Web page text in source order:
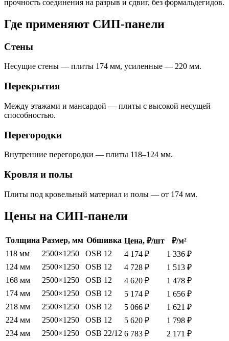
прочность соединения на разрыв и сдвиг, без формальдегидов.
Где применяют СИП-панели
Стены
Несущие стены — плиты 174 мм, усиленные — 220 мм.
Перекрытия
Между этажами и мансардой — плиты с высокой несущей
способностью.
Перегородки
Внутренние перегородки — плиты 118–124 мм.
Кровля и полы
Плиты под кровельный материал и полы — от 174 мм.
Цены на СИП-панели
Толщина Размер, мм Обшивка Цена, ₽/шт
₽/м²
118 мм
2500×1250 OSB 12 4 174 ₽
1 336 ₽
124 мм
2500×1250 OSB 12 4 728 ₽
1 513 ₽
168 мм
2500×1250 OSB 12 4 620 ₽
1 478 ₽
174 мм
2500×1250 OSB 12 5 174 ₽
1 656 ₽
218 мм
2500×1250 OSB 12 5 066 ₽
1 621 ₽
224 мм
2500×1250 OSB 12 5 620 ₽
1 798 ₽
234 мм
2500×1250 OSB 22/12 6 783 ₽
2 171 ₽